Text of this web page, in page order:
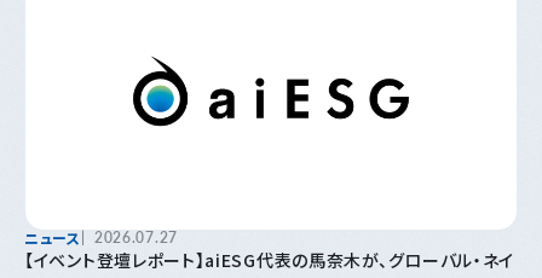
ニュース 2026.07.27
【イベント登壇レポート】aiESG代表の馬奈木が、グローバル・ネイ